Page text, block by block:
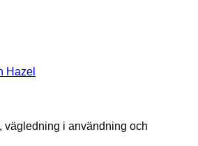
vägledning i användning och